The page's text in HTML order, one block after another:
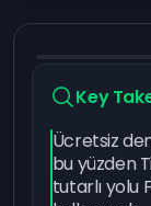
Key
Ücretsiz
bu yüzden
tutarlı yolu